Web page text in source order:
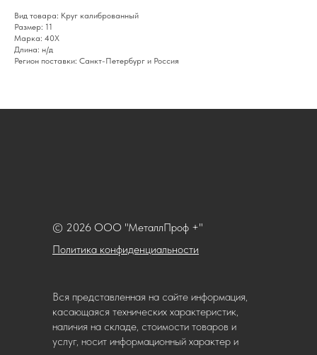
Вид товара: Круг калиброванный
Размер: 11
Марка: 40Х
Длина: н/д
Регион поставки: Санкт-Петербург и Россия
Политика конфиденциальности
© 2026 ООО "МеталлПроф +"
Вся представленная на сайте информация,
касающаяся технических характеристик,
наличия на складе, стоимости товаров и
услуг, носит информационный характер и